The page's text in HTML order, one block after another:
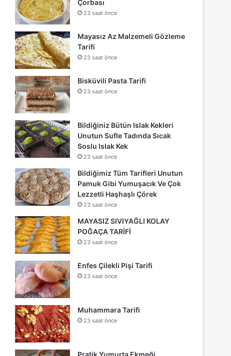
Çorbası
23 saat önce
Mayasız Az Malzemeli Gözleme
Tarifi
23 saat önce
Bisküvili Pasta Tarifi
23 saat önce
Bildiğiniz Bütün Islak Kekleri
Unutun Sufle Tadında Sıcak
Soslu Islak Kek
23 saat önce
Bildiğimiz Tüm Tarifleri Unutun
Pamuk Gibi Yumuşacık Ve Çok
Lezzetli Haşhaşlı Çörek
23 saat önce
MAYASIZ SIVIYAĞLI KOLAY
POĞAÇA TARİFİ
23 saat önce
Enfes Çilekli Pişi Tarifi
23 saat önce
Muhammara Tarifi
23 saat önce
Pratik Yumurta Ekmeği